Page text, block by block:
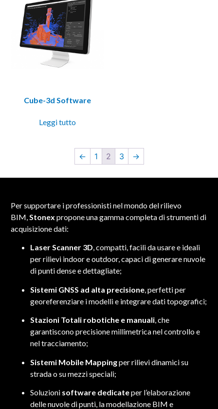
Cube-3d Software
Leggi tutto
← 1 2 3 →
Per supportare i professionisti nel mondo del rilievo
BIM,Stonex propone una gamma completa di strumenti di
acquisizione dati:
Laser Scanner 3D, compatti, facili da usare e ideali
per rilievi indoor e outdoor, capaci di generare nuvole
di punti dense e dettagliate;
Sistemi GNSS ad alta precisione , perfetti per
georeferenziare i modelli e integrare dati topografici;
Stazioni Totali robotiche e manuali, che
garantiscono precisione millimetrica nel controllo e
nel tracciamento;
Sistemi Mobile Mappingper rilievi dinamici su
strada o su mezzi speciali;
Soluzioni software dedicateper l’elaborazione
delle nuvole di punti, la modellazione BIM e